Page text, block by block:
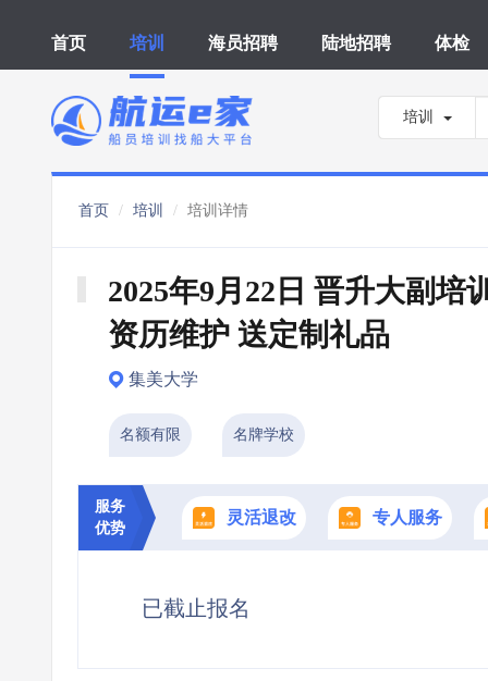
首页 培训 海员招聘 陆地招聘 体检
培训
首页 培训 培训详情
2025年9月22日 晋升大副培
资历维护 送定制礼品
集美大学
名额有限 名牌学校
服务
优势
灵活退改 专人服务
已截止报名